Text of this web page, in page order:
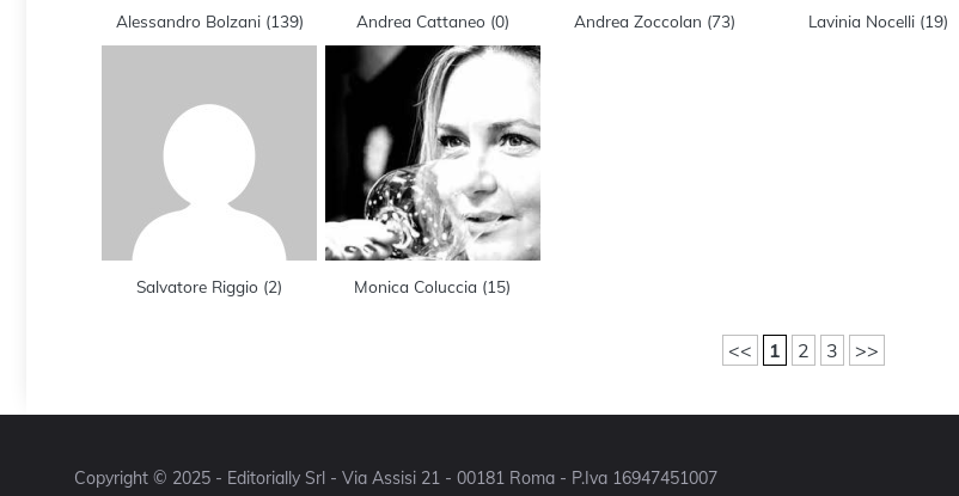
Alessandro Bolzani (139) Andrea Cattaneo (0) Andrea Zoccolan (73) Lavinia Nocelli (19)
Salvatore Riggio (2) Monica Coluccia (15)
<< 1 2 3 >>
Copyright © 2025 - Editorially Srl - Via Assisi 21 - 00181 Roma - P.Iva 16947451007